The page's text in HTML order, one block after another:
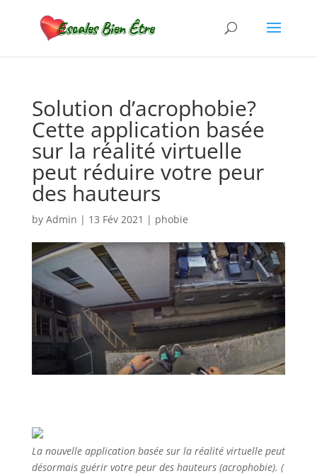
Solution d’acrophobie?
Cette application basée
sur la réalité virtuelle
peut réduire votre peur
des hauteurs
by Admin | 13 Fév 2021 | phobie
La nouvelle application basée sur la réalité virtuelle peut
désormais guérir votre peur des hauteurs (acrophobie). (